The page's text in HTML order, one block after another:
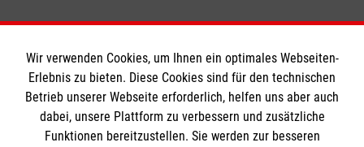
Informationen
Wir verwenden Cookies, um Ihnen ein optimales Webseiten-
Erlebnis zu bieten. Diese Cookies sind für den technischen
Betrieb unserer Webseite erforderlich, helfen uns aber auch
dabei, unsere Plattform zu verbessern und zusätzliche
Funktionen bereitzustellen. Sie werden zur besseren